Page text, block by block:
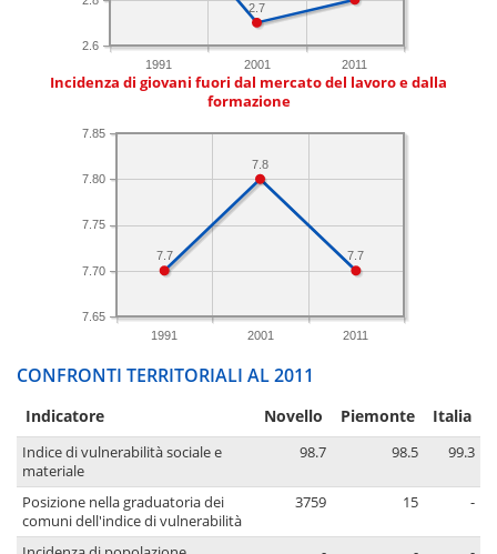
1991 2001 2011
2.6
2.7
Incidenza di giovani fuori dal mercato del lavoro e dalla
formazione
1991 2001 2011
7.65
7.70
7.75
7.80
7.85
7.7
7.8
7.7
CONFRONTI TERRITORIALI AL 2011
Indicatore Novello Piemonte Italia
Indice di vulnerabilità sociale e
materiale
98.7 98.5 99.3
Posizione nella graduatoria dei
comuni dell'indice di vulnerabilità
3759 15 -